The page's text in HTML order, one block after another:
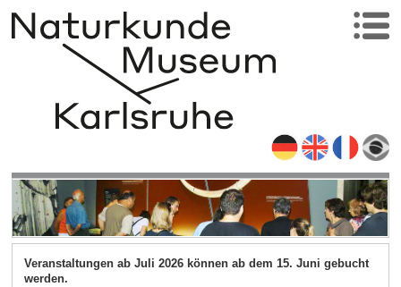
Veranstaltungen ab Juli 2026 können ab dem 15. Juni gebucht
werden.